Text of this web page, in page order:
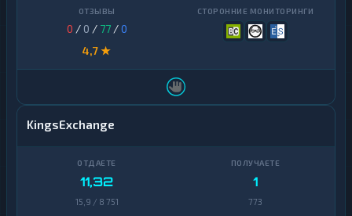
0 / 0 / 77/0
4,7 ★
KingsExchange
11,32
15,9 / 8 751
1
773